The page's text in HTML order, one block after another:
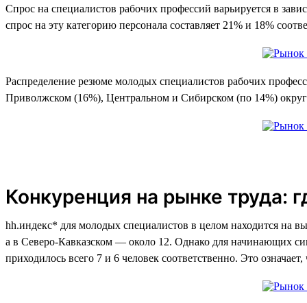
Спрос на специалистов рабочих профессий варьируется в
спрос на эту категорию персонала составляет 21% и 18%
Распределение резюме молодых специалистов рабочих
Приволжском (16%), Центральном и Сибирском (по 14%)
Конкуренция на рынке труда:
hh.индекс* для молодых специалистов в целом находится на
а в Северо-Кавказском — около 12. Однако для начинающих
приходилось всего 7 и 6 человек соответственно. Это